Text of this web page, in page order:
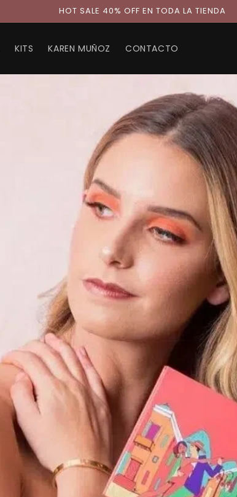
HOT SALE 40% OFF EN TODA LA TIENDA
KITS KAREN MUÑOZ CONTACTO